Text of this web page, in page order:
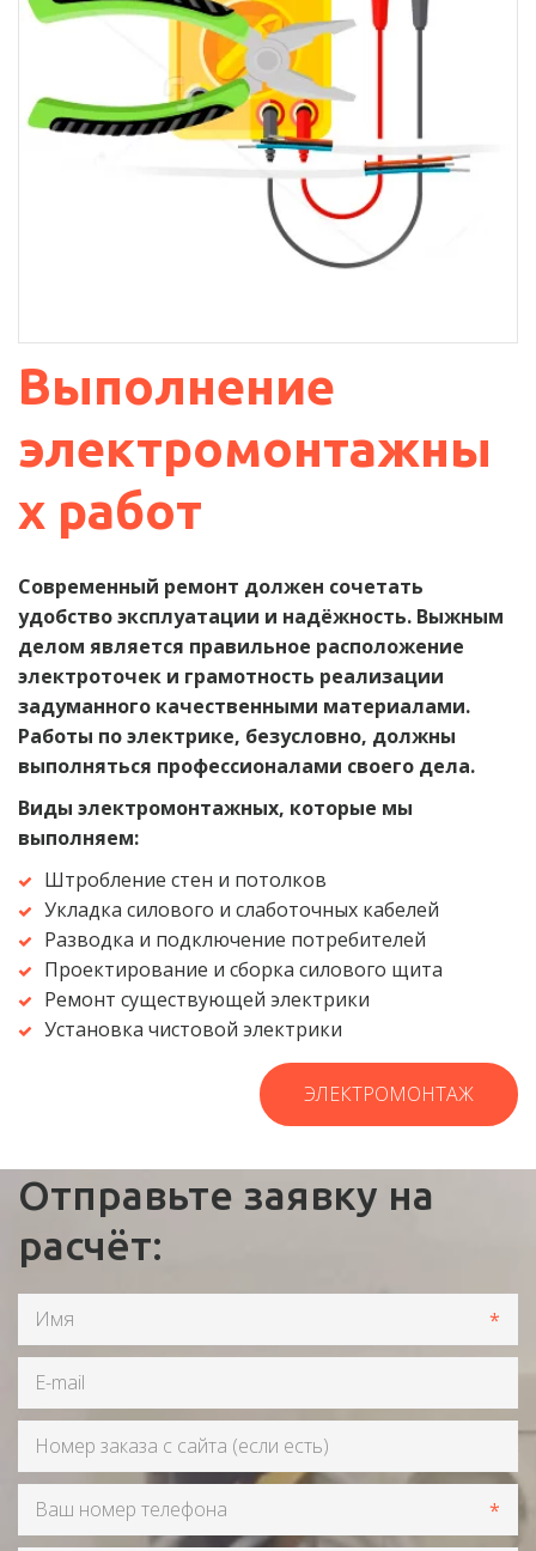
Выполнение
электромонтажны
х работ
Современный ремонт должен сочетать
удобство эксплуатации и надёжность. Выжным
делом является правильное расположение
электроточек и грамотность реализации
задуманного качественными материалами.
Работы по электрике, безусловно, должны
выполняться профессионалами своего дела.
Виды электромонтажных, которые мы
выполняем:
Штробление стен и потолков
Укладка силового и слаботочных кабелей
Разводка и подключение потребителей
Проектирование и сборка силового щита
Ремонт существующей электрики
Установка чистовой электрики
ЭЛЕКТРОМОНТАЖ
Отправьте заявку на
расчёт:
*
*